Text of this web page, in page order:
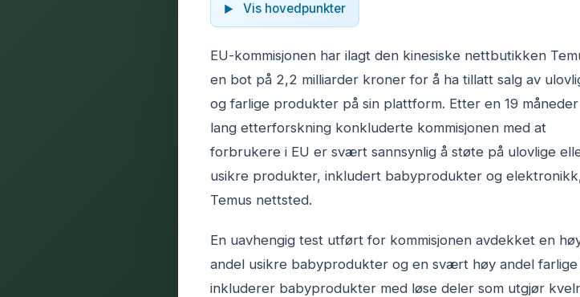
Vis hovedpunkter
EU-kommisjonen har ilagt den kinesiske nettbutikken
en bot på 2,2 milliarder kroner for å ha tillatt salg av
og farlige produkter på sin plattform. Etter en 19 måneder
lang etterforskning konkluderte kommisjonen med at
forbrukere i EU er svært sannsynlig å støte på ulovlige
usikre produkter, inkludert babyprodukter og
Temus nettsted.
En uavhengig test utført for kommisjonen avdekket en
andel usikre babyprodukter og en svært høy andel
inkluderer babyprodukter med løse deler som utgjør